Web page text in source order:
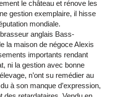
le château et rénove les
gestion exemplaire, il hisse
mondiale.
anglais Bass-
la maison de négoce Alexis
importants rendant
ni la gestion avec bonne
n’ont su remédier au
à son manque d’expression,